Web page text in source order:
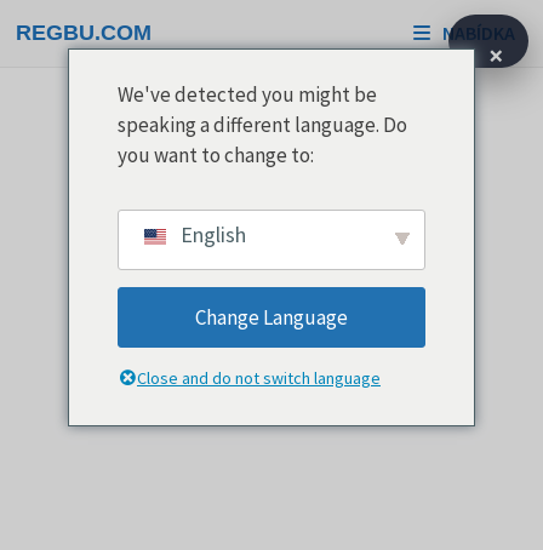
na
REGBU.COM NABÍDKA
×
We've detected you might be
speaking a different language. Do
you want to change to:
English
Change Language
Close and do not switch language